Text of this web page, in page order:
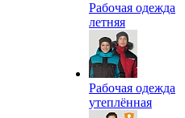
Рабочая одежда
летняя
Рабочая одежда
утеплённая